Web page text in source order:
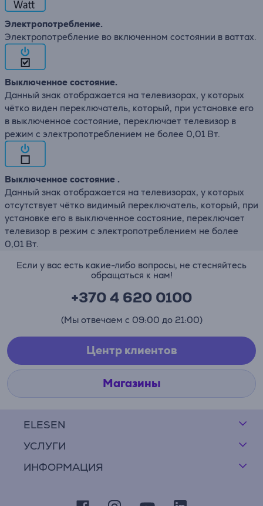
Электропотребление.
Электропотребление во включенном состоянии в ваттах.
Выключенное состояние.
Данный знак отображается на телевизорах, у которых
чётко виден переключатель, который, при установке его
в выключенное состояние, переключает телевизор в
режим с электропотреблением не более 0,01 Вт.
Выключенное состояние .
Данный знак отображается на телевизорах, у которых
отсутствует чётко видимый переключатель, который, при
установке его в выключенное состояние, переключает
телевизор в режим с электропотреблением не более
0,01 Вт.
ELESEN
УСЛУГИ
ИНФОРМАЦИЯ
Если у вас есть какие-либо вопросы, не стесняйтесь
обращаться к нам!
+370 4 620 0100
(Мы отвечаем с 09:00 до 21:00)
Центр клиентов
Магазины